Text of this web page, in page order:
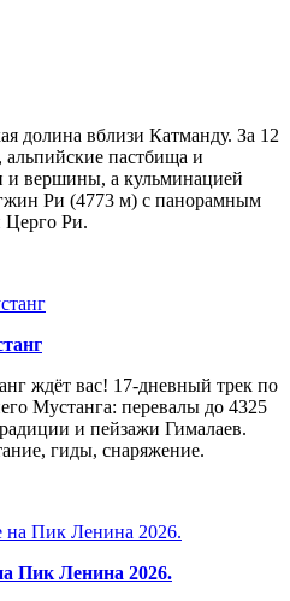
долина вблизи Катманду. За 12
альпийские пастбища и
и вершины, а кульминацией
Ри (4773 м) с панорамным
Церго Ри.
ждёт вас! 17-дневный трек по
Мустанга: перевалы до 4325
и пейзажи Гималаев.
гиды, снаряжение.
Пик Ленина 2026.